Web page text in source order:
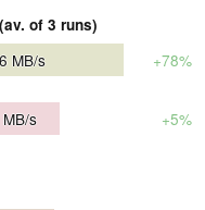
of 3 runs)
MB/s +78%
MB/s +5%